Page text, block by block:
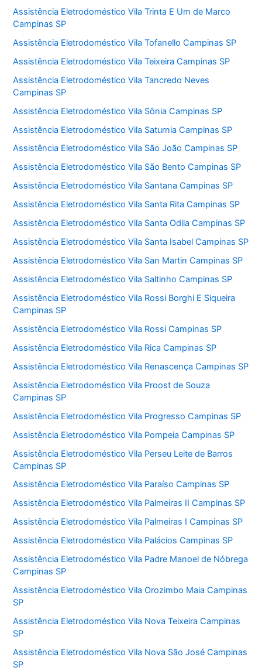
Assistência Eletrodoméstico Vila Trinta E Um de Marco
Campinas SP
Assistência Eletrodoméstico Vila Tofanello Campinas SP
Assistência Eletrodoméstico Vila Teixeira Campinas SP
Assistência Eletrodoméstico Vila Tancredo Neves
Campinas SP
Assistência Eletrodoméstico Vila Sônia Campinas SP
Assistência Eletrodoméstico Vila Saturnia Campinas SP
Assistência Eletrodoméstico Vila São João Campinas SP
Assistência Eletrodoméstico Vila São Bento Campinas SP
Assistência Eletrodoméstico Vila Santana Campinas SP
Assistência Eletrodoméstico Vila Santa Rita Campinas SP
Assistência Eletrodoméstico Vila Santa Odila Campinas SP
Assistência Eletrodoméstico Vila Santa Isabel Campinas SP
Assistência Eletrodoméstico Vila San Martin Campinas SP
Assistência Eletrodoméstico Vila Saltinho Campinas SP
Assistência Eletrodoméstico Vila Rossi Borghi E Siqueira
Campinas SP
Assistência Eletrodoméstico Vila Rossi Campinas SP
Assistência Eletrodoméstico Vila Rica Campinas SP
Assistência Eletrodoméstico Vila Renascença Campinas SP
Assistência Eletrodoméstico Vila Proost de Souza
Campinas SP
Assistência Eletrodoméstico Vila Progresso Campinas SP
Assistência Eletrodoméstico Vila Pompeia Campinas SP
Assistência Eletrodoméstico Vila Perseu Leite de Barros
Campinas SP
Assistência Eletrodoméstico Vila Paraíso Campinas SP
Assistência Eletrodoméstico Vila Palmeiras II Campinas SP
Assistência Eletrodoméstico Vila Palmeiras I Campinas SP
Assistência Eletrodoméstico Vila Palácios Campinas SP
Assistência Eletrodoméstico Vila Padre Manoel de Nóbrega
Campinas SP
Assistência Eletrodoméstico Vila Orozimbo Maia Campinas
SP
Assistência Eletrodoméstico Vila Nova Teixeira Campinas
SP
Assistência Eletrodoméstico Vila Nova São José Campinas
SP